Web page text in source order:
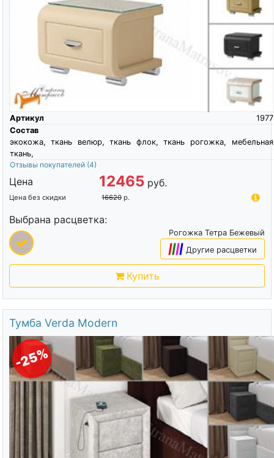
Артикул
1977
Состав
экокожа, ткань велюр, ткань флок, ткань рогожка, мебельная
ткань,
Отзывы покупателей (4)
Цена 12465 руб.
Цена без скидки 16620 р.
Выбрана расцветка:
Рогожка Тетра Бежевый
|||| Другие расцветки
Купить
Тумба Verda Modern
-25%